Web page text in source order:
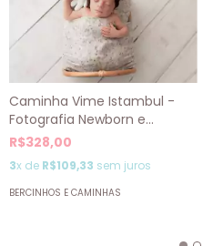
Caminha Vime Istambul -
Fotografia Newborn e
Acompanhamento
R$328,00
3x de R$109,33 sem juros
BERCINHOS E CAMINHAS